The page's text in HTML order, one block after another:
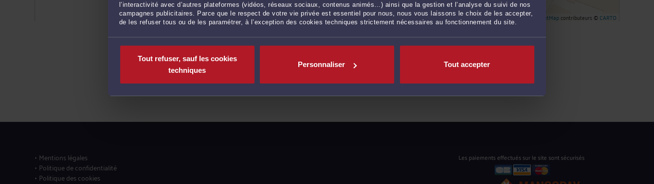
l’interactivité avec d’autres plateformes (vidéos, réseaux sociaux, contenus animés…) ainsi que la gestion et l’analyse du suivi de nos
campagnes publicitaires. Parce que le respect de votre vie privée est essentiel pour nous, nous vous laissons le choix de les accepter,
de les refuser tous ou de les paramétrer, à l’exception des cookies techniques strictement nécessaires au fonctionnement du site.
Tout refuser, sauf les cookies
techniques
Personnaliser Tout accepter
Leaflet| ©OpenStreetMapcontributeurs ©CARTO
Mentions légales
Politique de confidentialité
Politique des cookies